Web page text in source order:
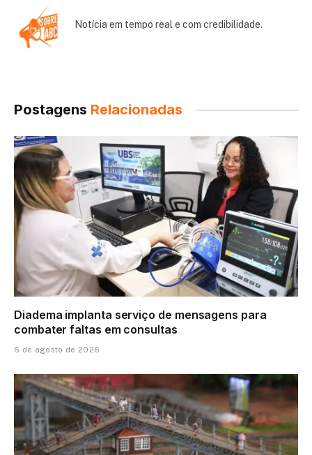
Notícia em tempo real e com credibilidade.
Postagens Relacionadas
Diadema implanta serviço de mensagens para
combater faltas em consultas
6 de agosto de 2026